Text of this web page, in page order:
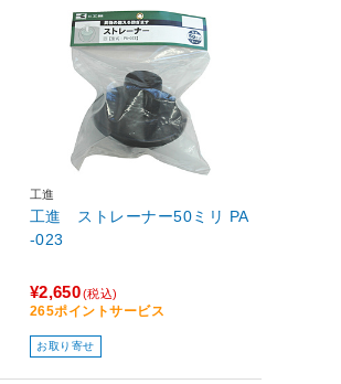
工進
工進 ストレーナー50ミリ PA
-023
¥2,650(税込)
265ポイントサービス
お取り寄せ